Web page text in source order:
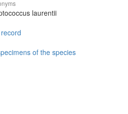
laurentii
of the species